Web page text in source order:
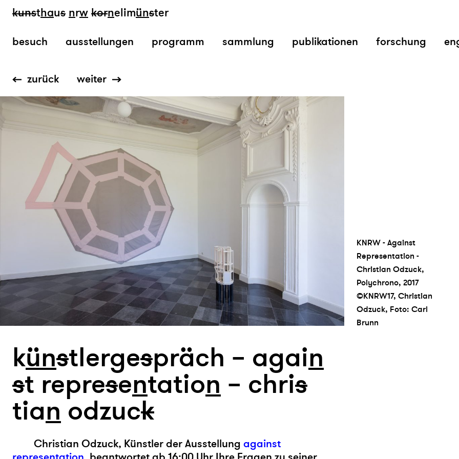
kunsthaus nrw kornelimünster
besuch ausstellungen programm sammlung publikationen forschung
zurück weiter
KNRW - Against
Representation -
Christian Odzuck,
Polychrono, 2017
©KNRW17, Christian
Odzuck, Foto: Carl
Brunn
künstlergespräch – again
st representation – chris
tian odzuck
Christian Odzuck, Künstler der Ausstellung against